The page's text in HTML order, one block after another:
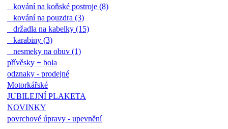
kování na koňské postroje (8)
kování na pouzdra (3)
držadla na kabelky (15)
karabiny (3)
nesmeky na obuv (1)
přívěsky + bola
odznaky - prodejné
Motorkářské
JUBILEJNÍ PLAKETA
NOVINKY
povrchové úpravy - upevnění